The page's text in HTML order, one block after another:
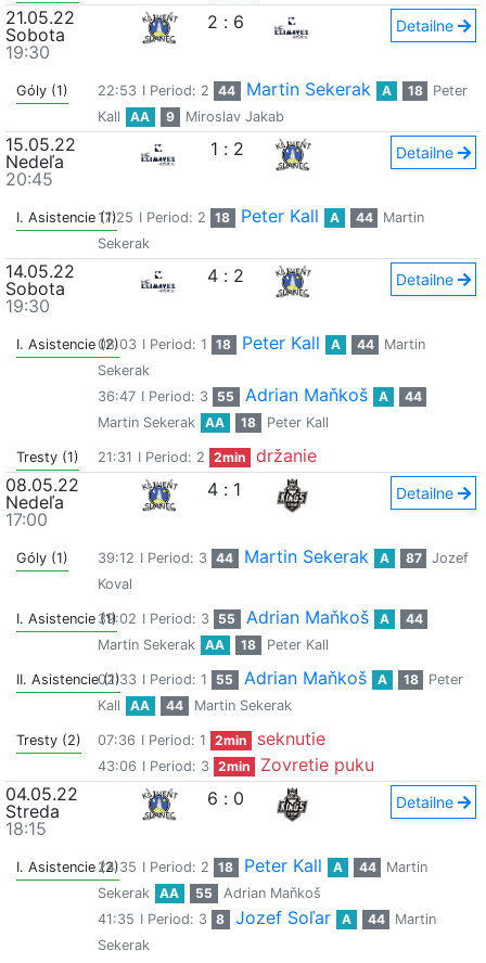
21.05.22
Sobota
19:30
2 : 6 Detailne
Góly (1) 22:53 I Period: 2 44 Martin Sekerak A 18
Peter
Kall
AA 9 Miroslav Jakab
15.05.22
Nedeľa
20:45
1 : 2 Detailne
I. Asistencie (1)17:25 I Period: 2 18 Peter Kall A 44
Martin
Sekerak
14.05.22
Sobota
19:30
4 : 2 Detailne
I. Asistencie (2)08:03 I Period: 1 18 Peter Kall A 44
Martin
Sekerak
36:47 I Period: 3 55 Adrian Maňkoš A
44
Martin Sekerak
AA 18 Peter Kall
Tresty (1) 21:31 I Period: 2 2min
držanie
08.05.22
Nedeľa
17:00
4 : 1 Detailne
Góly (1) 39:12 I Period: 3 44 Martin Sekerak A 87
Jozef
Koval
I. Asistencie (1)39:02 I Period: 3 55 Adrian Maňkoš A
44
Martin Sekerak
AA 18 Peter Kall
II. Asistencie (1)
02:33 I Period: 1 55 Adrian Maňkoš A 18
Peter
Kall
AA 44 Martin Sekerak
Tresty (2) 07:36 I Period: 1 2min seknutie
43:06 I Period: 3 2min
Zovretie puku
04.05.22
Streda
18:15
6 : 0 Detailne
I. Asistencie (2)24:35 I Period: 2 18 Peter Kall A 44
Martin
Sekerak
AA 55
Adrian Maňkoš
41:35 I Period: 3 8 Jozef Soľar A 44
Martin
Sekerak